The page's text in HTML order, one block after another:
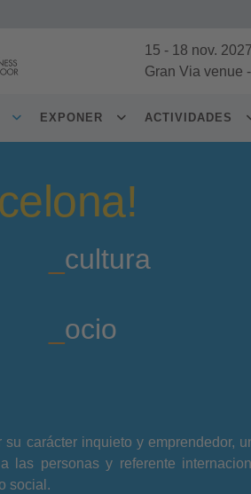
15 - 18 nov. 2027
Gran Via venue -
EXPONER ACTIVIDADES
cultura
ocio
su carácter inquieto y emprendedor,
las personas y referente
social.